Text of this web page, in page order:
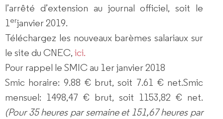
l’arrêté d’extension au journal officiel, soit le
1erjanvier 2019.
Téléchargez les nouveaux barèmes salariaux sur
le site du CNEC, ici.
Pour rappel le SMIC au 1er janvier 2018
Smic horaire: 9.88 € brut, soit 7.61 € net.Smic
mensuel: 1498,47 € brut, soit 1153,82 € net.
(Pour 35 heures par semaine et 151,67 heures par